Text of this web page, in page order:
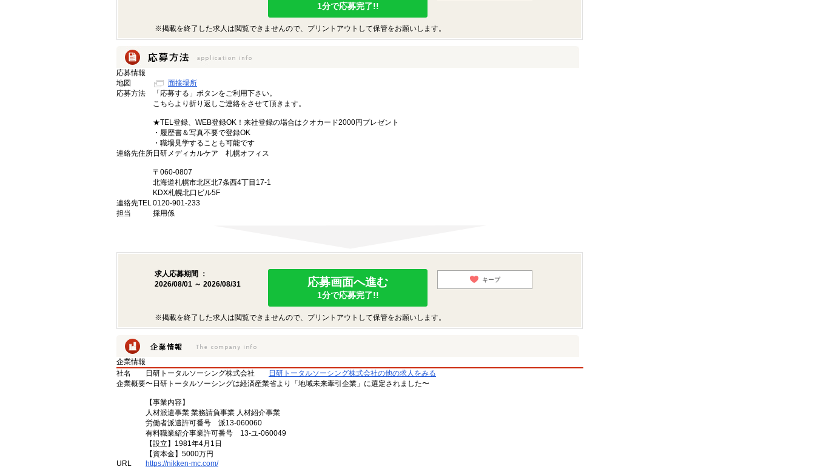
1分で応募完了!!
※掲載を終了した求人は閲覧できませんので、プリントアウトして保管をお願いします。
応募情報
地図
面接場所
応募方法
「応募する」ボタンをご利用下さい。
こちらより折り返しご連絡をさせて頂きます。
★TEL登録、WEB登録OK！来社登録の場合はクオカード2000円プレゼント
・履歴書＆写真不要で登録OK
・職場見学することも可能です
連絡先住所日研メディカルケア 札幌オフィス
〒060-0807
北海道札幌市北区北7条西4丁目17-1
KDX札幌北口ビル5F
連絡先TEL0120-901-233
担当
採用係
求人応募期間 ：
2026/08/01 ～ 2026/08/31
応募画面へ進む
1分で応募完了!!
キープ
※掲載を終了した求人は閲覧できませんので、プリントアウトして保管をお願いします。
企業情報
社名
日研トータルソーシング株式会社
日研トータルソーシング株式会社の他の求人をみる
企業概要〜日研トータルソーシングは経済産業省より「地域未来牽引企業」に選定されました〜
【事業内容】
人材派遣事業 業務請負事業 人材紹介事業
労働者派遣許可番号 派13-060060
有料職業紹介事業許可番号 13-ユ-060049
【設立】1981年4月1日
【資本金】5000万円
URL
https://nikken-mc.com/